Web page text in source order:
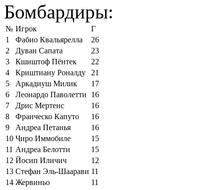
Бомбардиры:
№ Игрок
Г
1
Фабио Квальярелла
26
2
Дуван Сапата
23
3
Кшиштоф Пёнтек
22
4
Криштиану Роналду
21
5
Аркадиуш Милик
17
6
Леонардо Паволетти
16
7
Дрис Мертенс
16
8
Франческо Капуто
16
9
Андреа Петанья
16
10 Чиро Иммобиле
15
11 Андреа Белотти
15
12 Йосип Иличич
12
13 Стефан Эль-Шаарави 11
14 Жервиньо
11